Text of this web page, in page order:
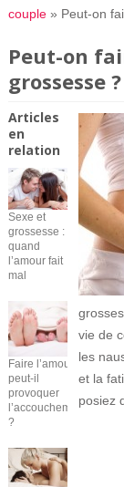
couple» Peut-on
Peut-on
grossesse ?
vie de
les
et la
posiez
Articles
en
relation
Sexe et
grossesse :
quand
l’amour fait
mal
Faire l’amour
peut-il
provoquer
l’accouchement
?